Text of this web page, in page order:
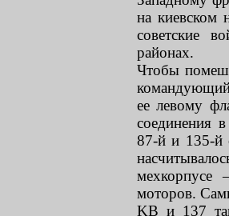
на киевском
советские
районах.
Чтобы
ее левому
соединения
87-й и 135-й
моторов.
KB и 137